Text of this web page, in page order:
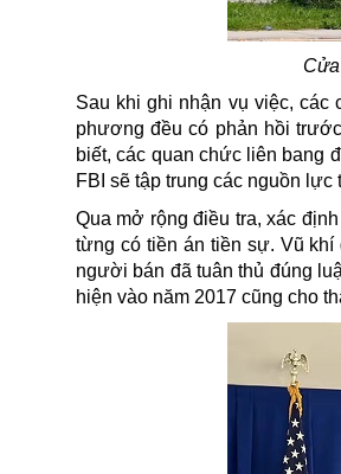
Sau khi ghi nhận vụ việc, các
phương đều có phản hồi
biết, các quan chức liên bang
FBI sẽ tập trung các nguồn lực
Qua mở rộng điều tra, xác
từng có tiền án tiền sự. Vũ
người bán đã tuân thủ đúng
hiện vào năm 2017 cũng cho